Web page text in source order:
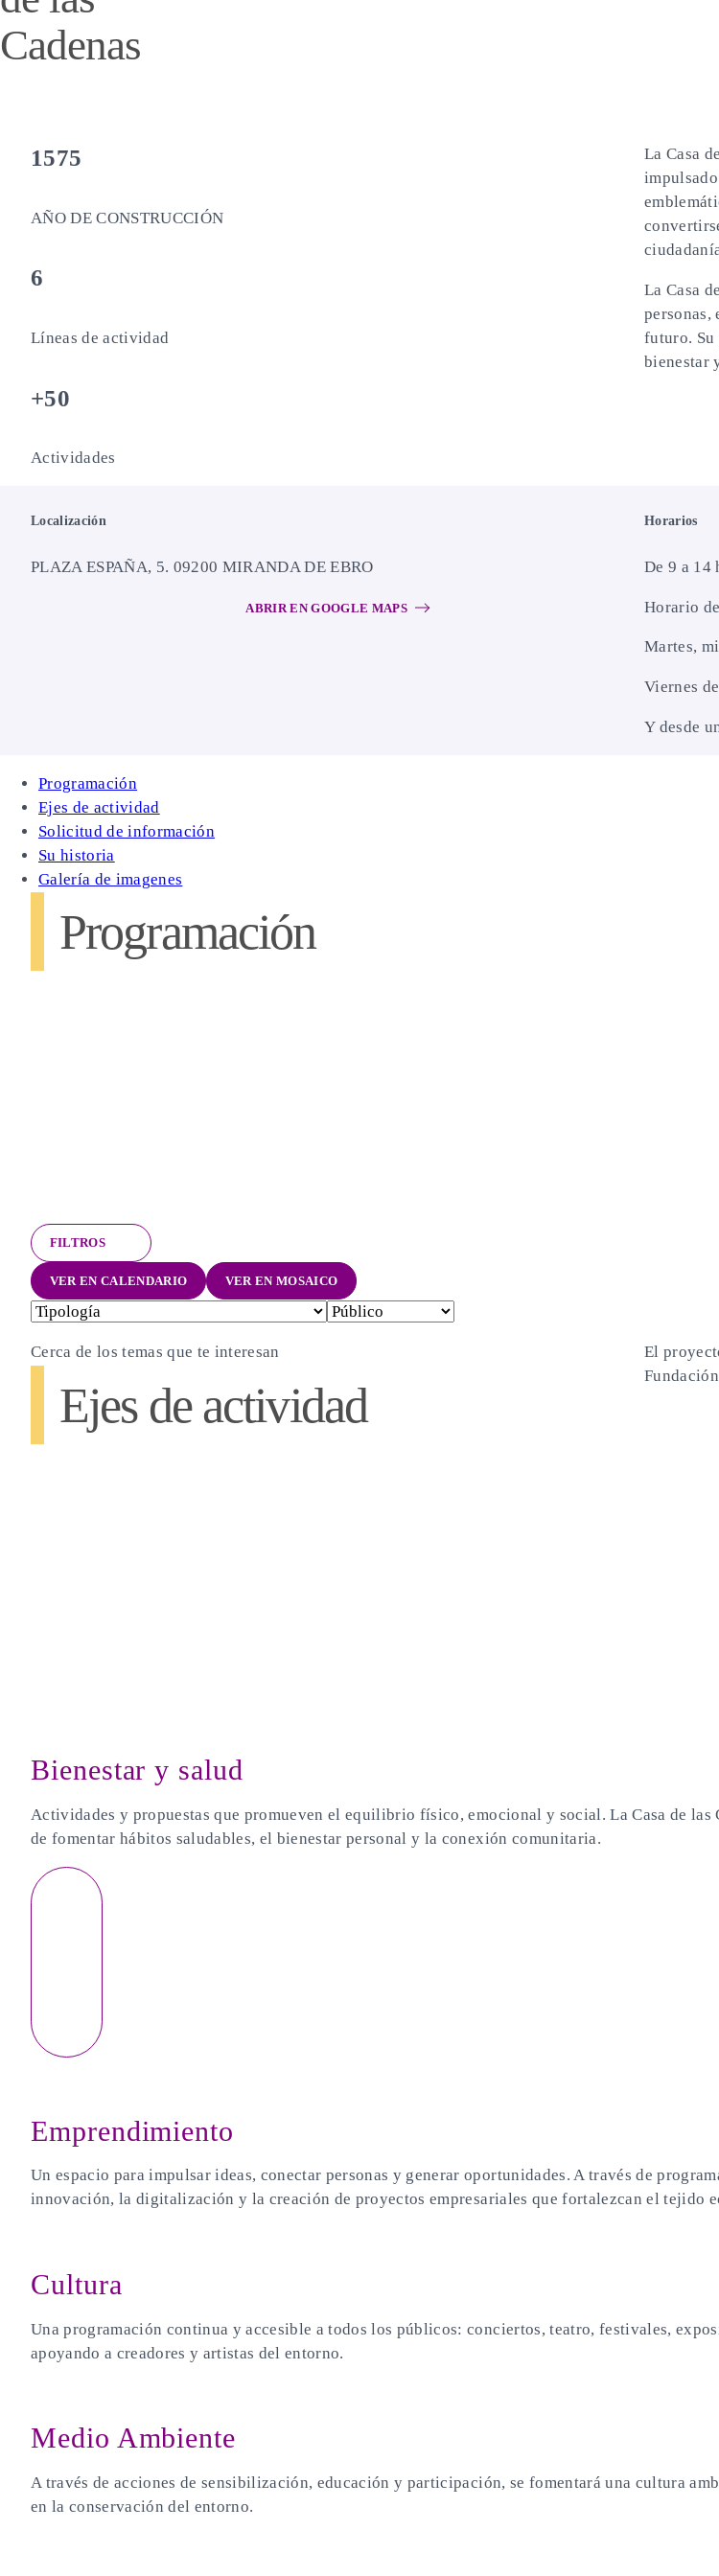
Cadenas
1575
AÑO DE CONSTRUCCIÓN
6
Líneas de actividad
+50
Actividades
La Casa
La Casa
personas,
futuro. Su
bienestar
Localización
PLAZA ESPAÑA, 5. 09200 MIRANDA DE EBRO
ABRIR EN GOOGLE MAPS
Horarios
De 9 a 14
Horario
Martes,
Viernes
Y desde
Programación
Ejes de actividad
Solicitud de información
Su historia
Galería de imagenes
Programación
FILTROS
VER EN CALENDARIO VER EN MOSAICO
Cerca de los temas que te interesan
Ejes de actividad
El
Bienestar y salud
Actividades y propuestas que promueven el equilibrio físico, emocional y social. La Casa de
de fomentar hábitos saludables, el bienestar personal y la conexión comunitaria.
Emprendimiento
Un espacio para impulsar ideas, conectar personas y generar oportunidades. A través de
innovación, la digitalización y la creación de proyectos empresariales que fortalezcan el tejido
Cultura
Una programación continua y accesible a todos los públicos: conciertos, teatro, festivales,
apoyando a creadores y artistas del entorno.
Medio Ambiente
A través de acciones de sensibilización, educación y participación, se fomentará una cultura
en la conservación del entorno.